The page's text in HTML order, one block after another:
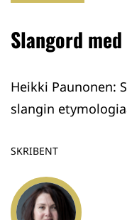
Slangord
Heikki Paunonen:
slangin
SKRIBENT